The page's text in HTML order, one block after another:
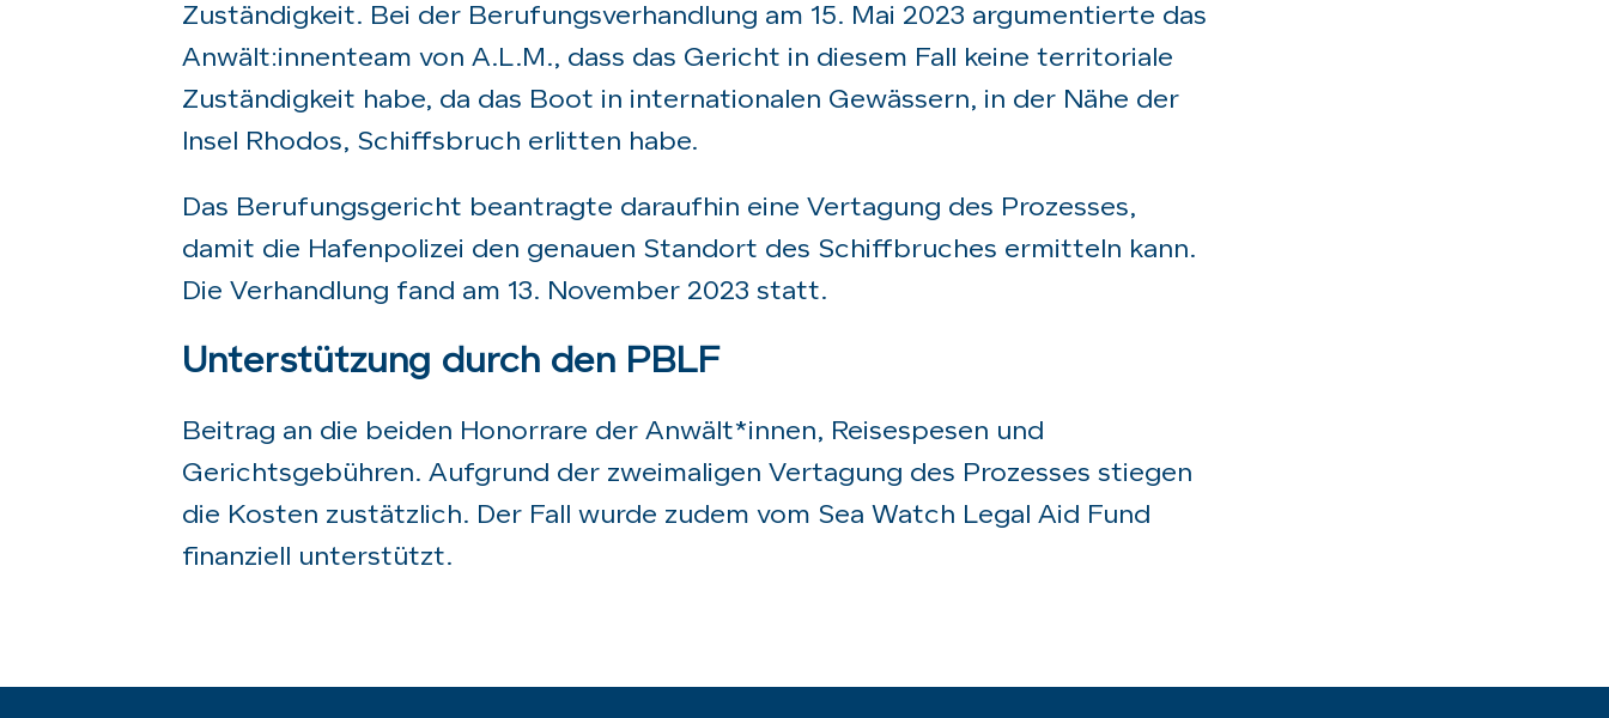
Zuständigkeit. Bei der Berufungsverhandlung am 15. Mai 2023 argumentierte das
Anwält:innenteam von A.L.M., dass das Gericht in diesem Fall keine territoriale
Zuständigkeit habe, da das Boot in internationalen Gewässern, in der Nähe der
Insel Rhodos, Schiffsbruch erlitten habe.
Das Berufungsgericht beantragte daraufhin eine Vertagung des Prozesses,
damit die Hafenpolizei den genauen Standort des Schiffbruches ermitteln kann.
Die Verhandlung fand am 13. November 2023 statt.
Unterstützung durch den PBLF
Beitrag an die beiden Honorrare der Anwält*innen, Reisespesen und
Gerichtsgebühren. Aufgrund der zweimaligen Vertagung des Prozesses stiegen
die Kosten zustätzlich. Der Fall wurde zudem vom Sea Watch Legal Aid Fund
finanziell unterstützt.